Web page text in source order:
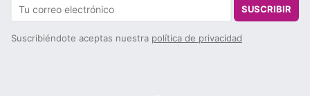
SUSCRIBIR
Suscribiéndote aceptas nuestra política de privacidad